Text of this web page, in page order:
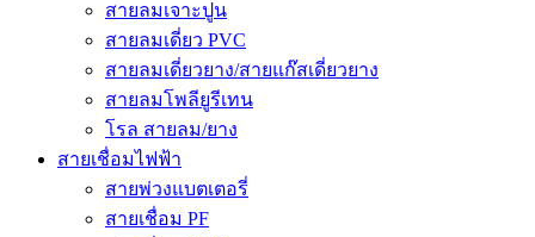
สายลมเจาะปูน
สายลมเดี่ยว PVC
สายลมเดี่ยวยาง/สายแก๊สเดี่ยวยาง
สายลมโพลียูรีเทน
โรล สายลม/ยาง
สายเชื่อมไฟฟ้า
สายพ่วงแบตเตอรี่
สายเชื่อม PF